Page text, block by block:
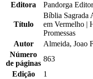
Editora
Pandorga
Título
Bíblia Sagrada
em Vermelho |
Promessas
Autor
Almeida, Joao
Número
de páginas
863
Edição
1